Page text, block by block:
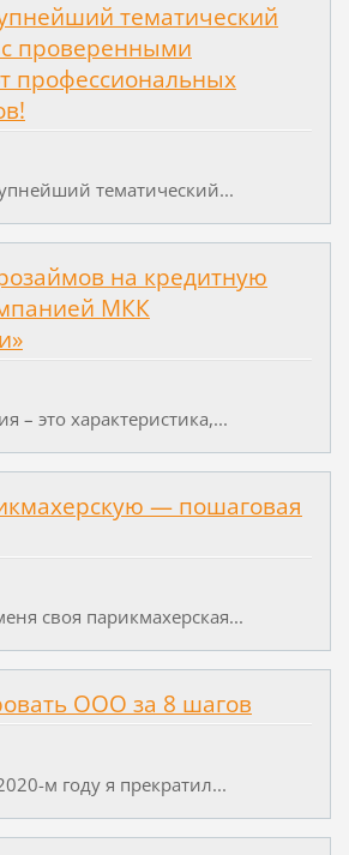
тематический
проверенными
профессиональных
тематический...
на кредитную
МКК
– это характеристика,...
— пошаговая
своя парикмахерская...
ООО за 8 шагов
м году я прекратил...